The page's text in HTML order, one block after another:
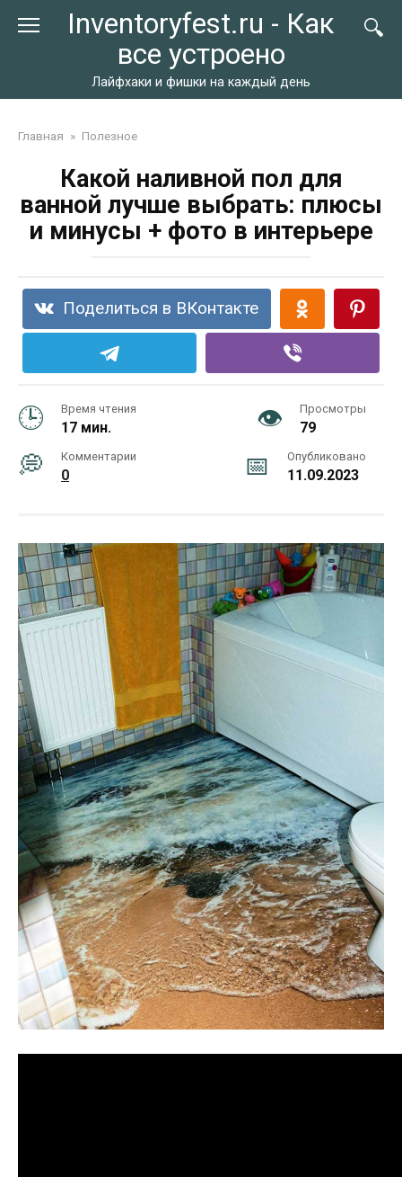
Inventoryfest.ru - Как
все устроено
Лайфхаки и фишки на каждый день
Главная » Полезное
Какой наливной пол для
ванной лучше выбрать: плюсы
и минусы + фото в интерьере
Поделиться в ВКонтакте
Время чтения
17 мин.
Просмотры
79
Комментарии
0
Опубликовано
11.09.2023